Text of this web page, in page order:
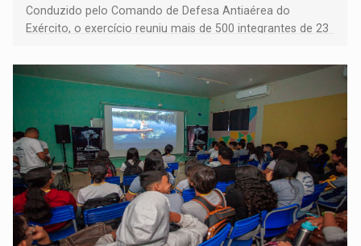
Conduzido pelo Comando de Defesa Antiaérea do
Exército, o exercício reuniu mais de 500 integrantes de 23